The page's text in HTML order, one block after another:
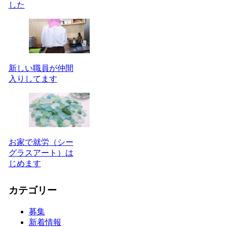
した
新しい職員が仲間
入りしてます
お家で就労（シー
グラスアート）は
じめます
カテゴリー
募集
新着情報